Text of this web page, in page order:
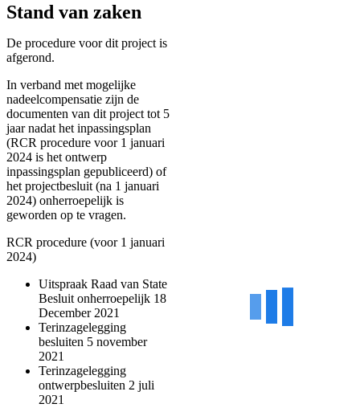
Stand van zaken
De procedure voor dit project is
afgerond.
In verband met mogelijke
nadeelcompensatie zijn de
documenten van dit project tot 5
jaar nadat het inpassingsplan
(RCR procedure voor 1 januari
2024 is het ontwerp
inpassingsplan gepubliceerd) of
het projectbesluit (na 1 januari
2024) onherroepelijk is
geworden op te vragen.
RCR procedure (voor 1 januari
2024)
Uitspraak Raad van State
Besluit onherroepelijk 18
December 2021
Terinzagelegging
besluiten 5 november
2021
Terinzagelegging
ontwerpbesluiten 2 juli
2021